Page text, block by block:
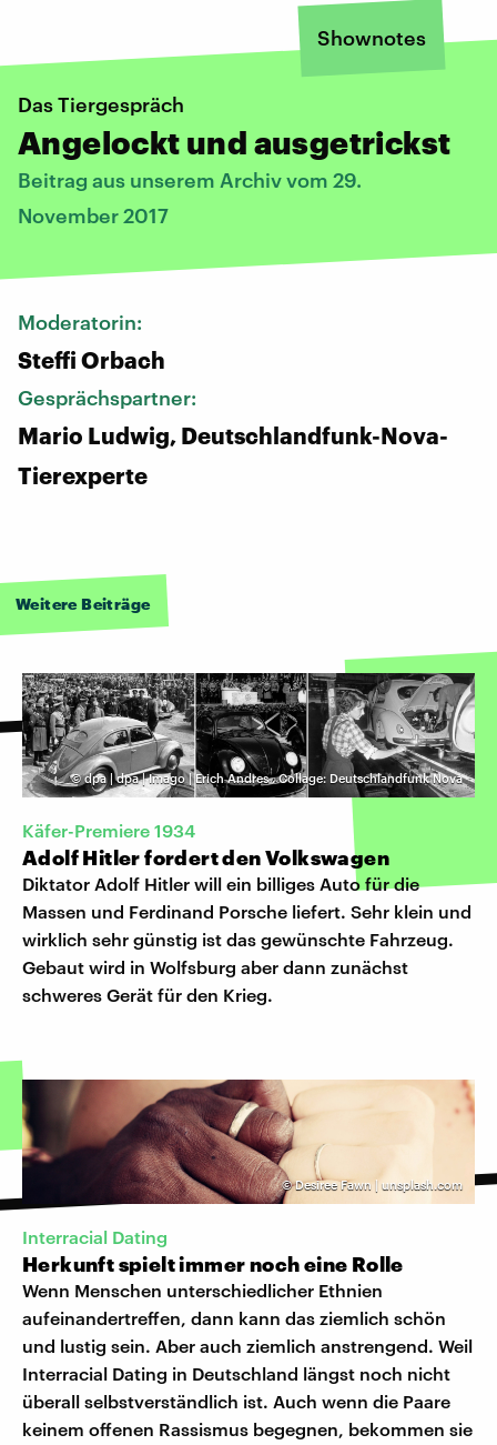
Shownotes
Das Tiergespräch
Angelockt und ausgetrickst
Beitrag aus unserem Archiv vom 29.
November 2017
Moderatorin:
Steffi Orbach
Gesprächspartner:
Mario Ludwig, Deutschlandfunk-Nova-
Tierexperte
Weitere Beiträge
©dpa | dpa | Imago | Erich Andres,Collage: Deutschlandfunk Nova
Käfer-Premiere 1934
Adolf Hitler fordert den Volkswagen
Diktator Adolf Hitler will ein billiges Auto für die
Massen und Ferdinand Porsche liefert. Sehr klein und
wirklich sehr günstig ist das gewünschte Fahrzeug.
Gebaut wird in Wolfsburg aber dann zunächst
schweres Gerät für den Krieg.
©Desiree Fawn | unsplash.com
Interracial Dating
Herkunft spielt immer noch eine Rolle
Wenn Menschen unterschiedlicher Ethnien
aufeinandertreffen, dann kann das ziemlich schön
und lustig sein. Aber auch ziemlich anstrengend. Weil
Interracial Dating in Deutschland längst noch nicht
überall selbstverständlich ist. Auch wenn die Paare
keinem offenen Rassismus begegnen, bekommen sie